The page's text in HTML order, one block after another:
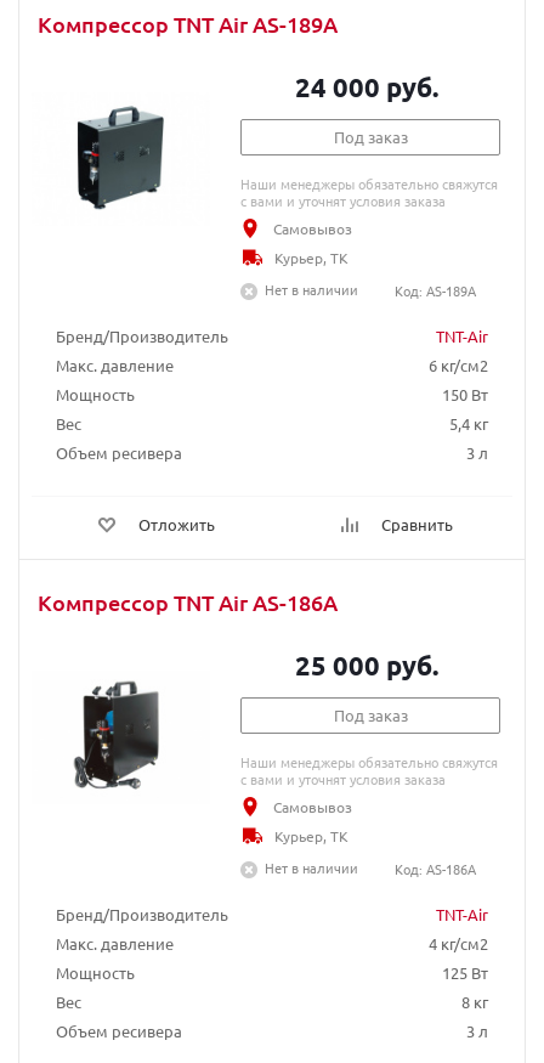
Компрессор TNT Air AS-189A
Бренд/Производитель
TNT-Air
Макс. давление
6 кг/см2
Мощность
150 Вт
Вес
5,4 кг
Объем ресивера
3 л
Отложить Сравнить
24 000 руб.
Под заказ
Наши менеджеры обязательно свяжутся
с вами и уточнят условия заказа
Самовывоз
Курьер, ТК
Нет в наличии
Код: AS-189A
Компрессор TNT Air AS-186A
Бренд/Производитель
TNT-Air
Макс. давление
4 кг/см2
Мощность
125 Вт
Вес
8 кг
Объем ресивера
3 л
25 000 руб.
Под заказ
Наши менеджеры обязательно свяжутся
с вами и уточнят условия заказа
Самовывоз
Курьер, ТК
Нет в наличии
Код: AS-186A